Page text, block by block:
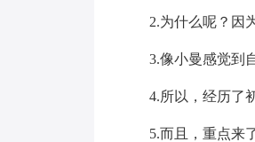
2.为什么呢？因
3.像小曼感觉到
4.所以，经历了
5.而且，重点来